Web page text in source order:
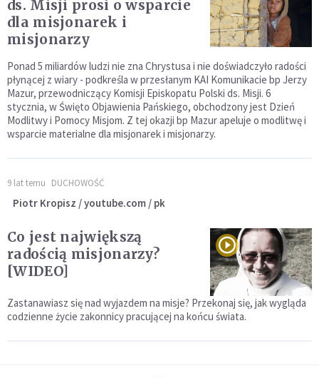
ds. Misji prosi o wsparcie
dla misjonarek i
misjonarzy
Ponad 5 miliardów ludzi nie zna Chrystusa i nie doświadczyło radości
płynącej z wiary - podkreśla w przesłanym KAI Komunikacie bp Jerzy
Mazur, przewodniczący Komisji Episkopatu Polski ds. Misji. 6
stycznia, w Święto Objawienia Pańskiego, obchodzony jest Dzień
Modlitwy i Pomocy Misjom. Z tej okazji bp Mazur apeluje o modlitwę i
wsparcie materialne dla misjonarek i misjonarzy.
9 lat temu DUCHOWOŚĆ
Piotr Kropisz / youtube.com / pk
Co jest największą
radością misjonarzy?
[WIDEO]
Zastanawiasz się nad wyjazdem na misje? Przekonaj się, jak wygląda
codzienne życie zakonnicy pracującej na końcu świata.